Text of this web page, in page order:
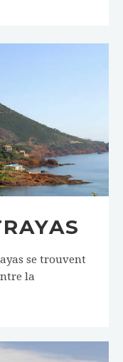
se trouvent
la